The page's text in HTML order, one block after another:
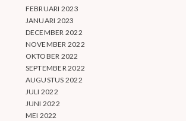
FEBRUARI 2023
JANUARI 2023
DECEMBER 2022
NOVEMBER 2022
OKTOBER 2022
SEPTEMBER 2022
AUGUSTUS 2022
JULI 2022
JUNI 2022
MEI 2022